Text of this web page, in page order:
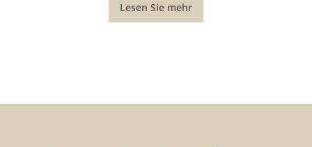
Lesen Sie mehr